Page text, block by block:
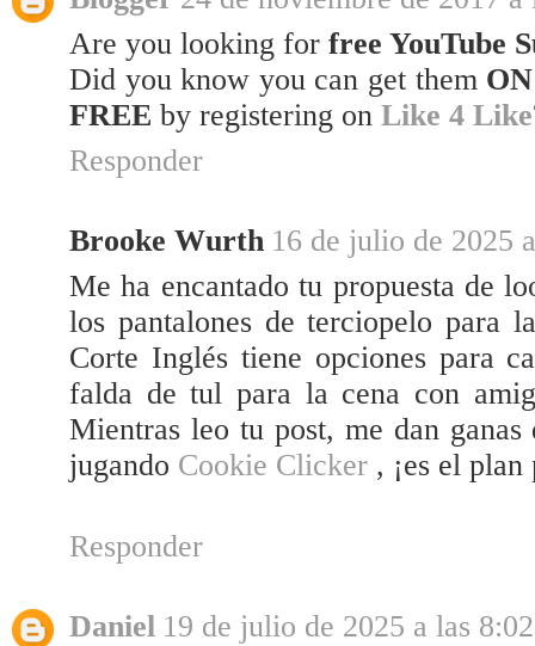
Are you looking for free YouTube
Did you know you can get them
FREE by registering on Like 4 Like
Responder
Brooke Wurth 16 de julio de 2025
Me ha encantado tu propuesta de
los pantalones de terciopelo para
Corte Inglés tiene opciones para
falda de tul para la cena con
Mientras leo tu post, me dan ganas
jugando Cookie Clicker , ¡es el
Responder
Daniel 19 de julio de 2025 a las 8:02